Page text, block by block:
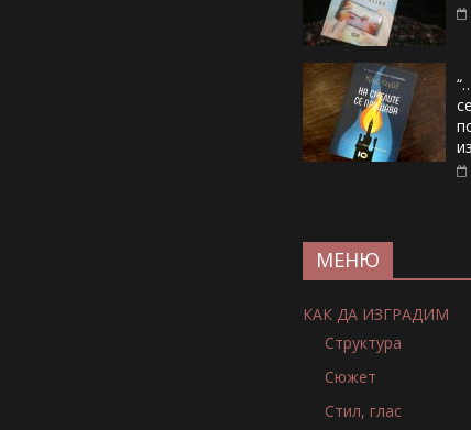
МЕНЮ
КАК ДА ИЗГРАДИМ
Структура
Сюжет
Стил, глас